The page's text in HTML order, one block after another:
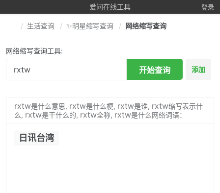
爱问在线工具 登录
生活查询 ✨明星缩写查询 网络缩写查询
网络缩写查询工具:
开始查询 添加
rxtw是什么意思, rxtw是什么梗, rxtw是谁, rxtw缩写表示什
么, rxtw是干什么的, rxtw全称, rxtw是什么网络词语：
日讯台湾